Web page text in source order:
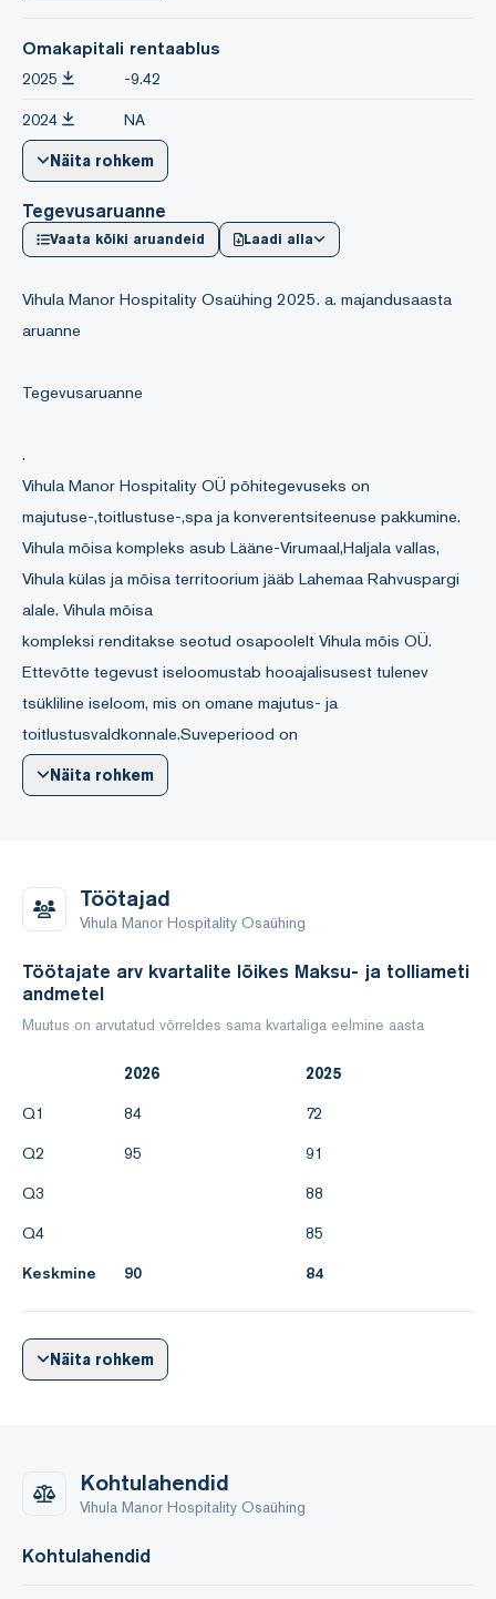
Omakapitali rentaablus
2025 -9.42
2024 NA
Näita rohkem
Tegevusaruanne
Vaata kõiki aruandeid Laadi alla
Vihula Manor Hospitality Osaühing 2025. a. majandusaasta
aruanne
Tegevusaruanne
.
Vihula Manor Hospitality OÜ põhitegevuseks on
majutuse-,toitlustuse-,spa ja konverentsiteenuse pakkumine.
Vihula mõisa kompleks asub Lääne-Virumaal,Haljala vallas,
Vihula külas ja mõisa territoorium jääb Lahemaa Rahvuspargi
alale. Vihula mõisa
kompleksi renditakse seotud osapoolelt Vihula mõis OÜ.
Ettevõtte tegevust iseloomustab hooajalisusest tulenev
tsükliline iseloom, mis on omane majutus- ja
toitlustusvaldkonnale.Suveperiood on
ettevõtte kõrghooaeg, mil nõudlus majutus- ja
toitlustusteenuste järele suureneb ning sellest tulenevalt
sõltub suurel määral püsiklientidest, ettetellimustest ja
kohaliku turu nõudlusest.
tulemuseks on kahjum -229 789 €.
kohustused käibevara, kuid ettevõtte tegevuse järjepidevus ja
kohustuste nõuetekohane täitmine on tagatud ettevõtte
2025 2024
Näita rohkem
Töötajad
Vihula Manor Hospitality Osaühing
Töötajate arv kvartalite lõikes Maksu- ja tolliameti
andmetel
Muutus on arvutatud võrreldes sama kvartaliga eelmine aasta
2026
2025
Q1
84
72
Q2
95
91
Q3
88
Q4
85
Keskmine
90 84
Näita rohkem
Kohtulahendid
Vihula Manor Hospitality Osaühing
Kohtulahendid